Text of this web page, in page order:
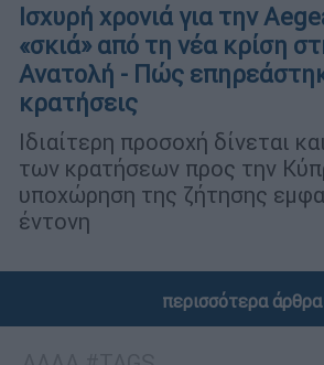
Ισχυρή χρονιά για την
«σκιά» από τη νέα κρίση
Ανατολή - Πώς
κρατήσεις
Ιδιαίτερη προσοχή δίνεται
των κρατήσεων προς την
υποχώρηση της ζήτησης
έντονη
περισσότερα άρθρα